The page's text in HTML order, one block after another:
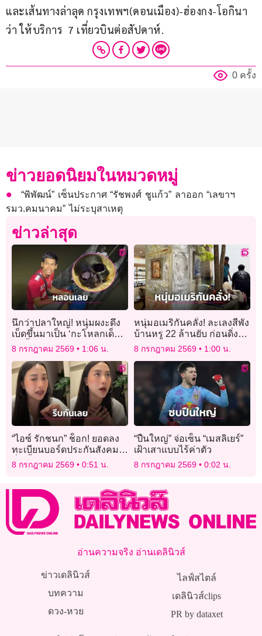
และเส้นทางล่าลุด กรุงเทพฯ(ดอนเมือง)-ฮ่องกง-โอกินา
ว่า ให้บริการ  7 เที่ยวบินต่อสัปดาห์.
0 ครั้ง
ข่าวยอดนิยมในหมวดหมู่
“พิพัฒน์” เซ็นประกาศ “รัชพงศ์ ชูแก้ว” ลาออก “เลขาฯ
รมว.คมนาคม” ไม่ระบุสาเหตุ
ข่าวล่าสุด
นึกว่าปลาใหญ่! หนุ่มผงะดึง
เบ็ดขึ้นมาเป็น ‘กะโหลกเด็ก’
จมน้ำปริศนาหน้าวัด
8 กรกฎาคม 2569 1:06 น.
หนุ่มอเมริกันคลั่ง! ละเลงสีพัง
บ้านหรู 22 ล้านยับ ก่อนดิ่ง
ทะเลสาบจมดับต่อหน้าเจ้า
หน้าที่!
8 กรกฎาคม 2569 1:00 น.
“ไอซ์ รักชนก” ช็อก! ยอดลง
ทะเบียนบอร์ดประกันสังคม
ต่ำเตี้ย น้อยกว่ายอดไลก์คลิป
ที่นอนสีชมพู!
8 กรกฎาคม 2569 0:51 น.
“ปืนใหญ่” จ่อเซ็น “เมสลิเยร์”
เฝ้าเสาแบบไร้ค่าตัว
8 กรกฎาคม 2569 0:02 น.
อ่านความจริง อ่านเดลินิวส์
ข่าวเดลินิวส์
บทความ
ดวง-หวย
ไลฟ์สไตล์
เดลินิวส์clips
PR by dataxet